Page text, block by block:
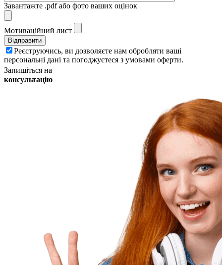
Завантажте .pdf або фото ваших оцінок
Мотиваційний лист
Реєструючись, ви дозволяєте нам обробляти ваші
персональні дані та погоджуєтеся з умовами оферти.
Запишіться на
консультацію